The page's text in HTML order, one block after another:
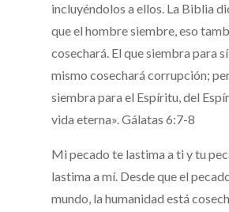
incluyéndolos a ellos. La Biblia
que el hombre siembre, eso
cosechará. El que siembra para
mismo cosechará corrupción;
siembra para el Espíritu, del
vida eterna». Gálatas 6:7-8
Mi pecado te lastima a ti y tu
lastima a mí. Desde que el
mundo, la humanidad está